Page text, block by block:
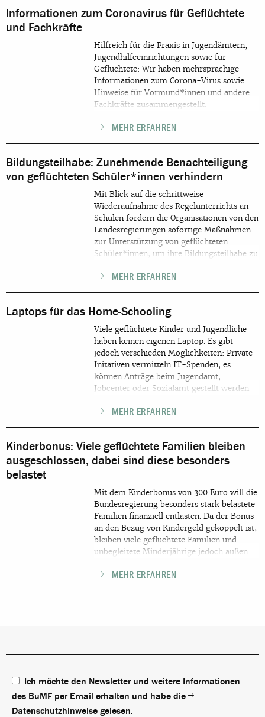
Informationen zum Coronavirus für Geflüchtete
und Fachkräfte
Hilfreich für die Praxis in Jugendämtern,
Jugendhilfeeinrichtungen sowie für
Geflüchtete: Wir haben mehrsprachige
Informationen zum Corona-Virus sowie
Hinweise für Vormund*innen und andere
Fachkräfte zusammengestellt.
MEHR ERFAHREN
Bildungsteilhabe: Zunehmende Benachteiligung
von geflüchteten Schüler*innen verhindern
Mit Blick auf die schrittweise
Wiederaufnahme des Regelunterrichts an
Schulen fordern die Organisationen von den
Landesregierungen sofortige Maßnahmen
zur Unterstützung von geflüchteten
Schüler*innen, um ihre Bildungsteilhabe zu
die ohnehin bestehenden
MEHR ERFAHREN
Laptops für das Home-Schooling
Viele geflüchtete Kinder und Jugendliche
haben keinen eigenen Laptop. Es gibt
jedoch verschieden Möglichkeiten: Private
Initativen vermitteln IT-Spenden, es
können Anträge beim Jugendamt,
Jobcenter oder Sozialamt gestellt werden
gestartet.MEHR ERFAHREN
Kinderbonus: Viele geflüchtete Familien bleiben
ausgeschlossen, dabei sind diese besonders
belastet
Mit dem Kinderbonus von 300 Euro will die
Bundesregierung besonders stark belastete
Familien finanziell entlasten. Da der Bonus
an den Bezug von Kindergeld gekoppelt ist,
bleiben viele geflüchtete Familien und
unbegleitete Minderjährige jedoch außen
prekären Situationen befinden. Geflüchtete
geflüchtete Menschen zugänglich zu
MEHR ERFAHREN
Ich möchte den Newsletter und weitere Informationen
des BuMF per Email erhalten und habe die
Datenschutzhinweise gelesen.